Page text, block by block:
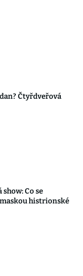
Čtyřdveřová
Co se
histrionské